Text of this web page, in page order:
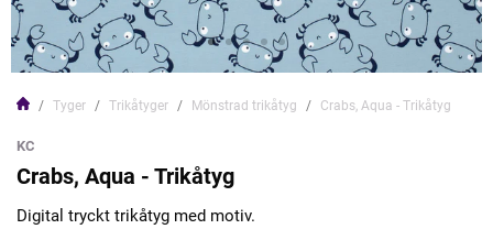
Tyger Trikåtyger Mönstrad trikåtyg Crabs, Aqua - Trikåtyg
KC
Crabs, Aqua - Trikåtyg
Digital tryckt trikåtyg med motiv.